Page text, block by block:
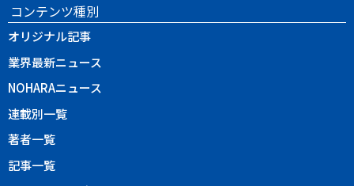
コンテンツ種別
オリジナル記事
業界最新ニュース
NOHARAニュース
連載別一覧
著者一覧
記事一覧